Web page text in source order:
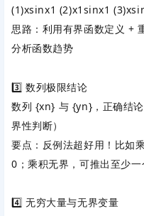
(1)xsinx1 (2)x1 sinx1 (3)xsi
思路：利用有界函数定义 +
分析函数趋势
3️⃣ 数列极限结论
数列 {xn} 与 {yn} ，正确结
界性判断）
要点：反例法超好用！比如
0；乘积无界，可推出至少一
4️⃣ 无穷大量与无界变量